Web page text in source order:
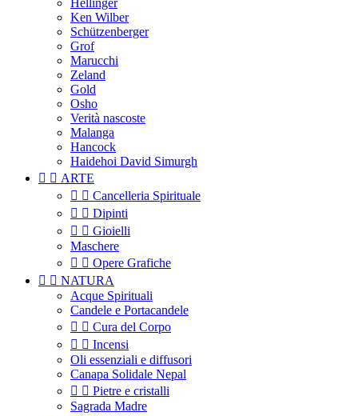
Hellinger
Ken Wilber
Schützenberger
Grof
Marucchi
Zeland
Gold
Osho
Verità nascoste
Malanga
Hancock
Haidehoi David Simurgh
  ARTE
  Cancelleria Spirituale
  Dipinti
  Gioielli
Maschere
  Opere Grafiche
  NATURA
Acque Spirituali
Candele e Portacandele
  Cura del Corpo
  Incensi
Oli essenziali e diffusori
Canapa Solidale Nepal
  Pietre e cristalli
Sagrada Madre